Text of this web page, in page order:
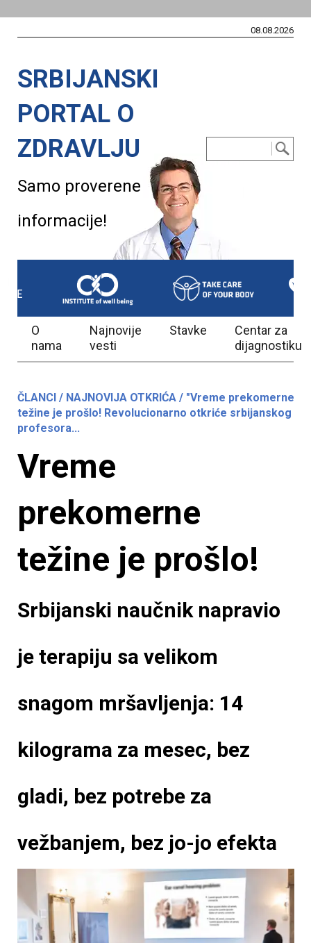
08.08.2026
SRBIJANSKI
PORTAL O
ZDRAVLJU
Samo proverene
informacije!
O
nama
Najnovije
vesti
Stavke
Centar za
dijagnostiku
ČLANCI / NAJNOVIJA OTKRIĆA / "Vreme prekomerne
težine je prošlo! Revolucionarno otkriće srbijanskog
profesora...
Vreme
prekomerne
težine je prošlo!
Srbijanski naučnik napravio
je terapiju sa velikom
snagom mršavljenja: 14
kilograma za mesec, bez
gladi, bez potrebe za
vežbanjem, bez jo-jo efekta